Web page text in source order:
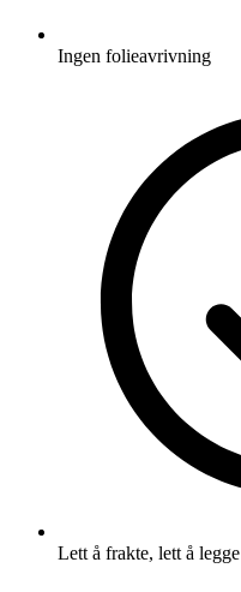
Ingen folieavrivning
Lett å frakte, lett å legge